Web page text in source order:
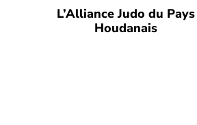
L’Alliance Judo du Pays
Houdanais